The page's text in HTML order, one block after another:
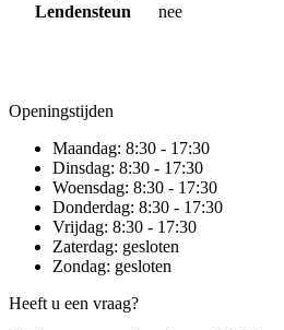
Lendensteun
nee
Openingstijden
Maandag: 8:30 - 17:30
Dinsdag: 8:30 - 17:30
Woensdag: 8:30 - 17:30
Donderdag: 8:30 - 17:30
Vrijdag: 8:30 - 17:30
Zaterdag: gesloten
Zondag: gesloten
Heeft u een vraag?